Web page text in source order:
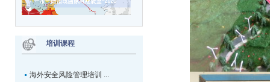
培训课程
海外安全风险管理培训 ...